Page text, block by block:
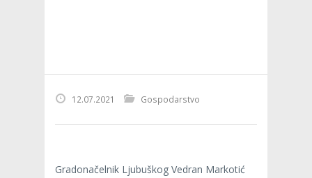
12.07.2021 Gospodarstvo
Gradonačelnik Ljubuškog Vedran Markotić